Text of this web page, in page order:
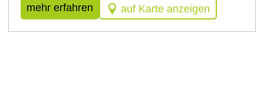
mehr erfahren auf Karte anzeigen